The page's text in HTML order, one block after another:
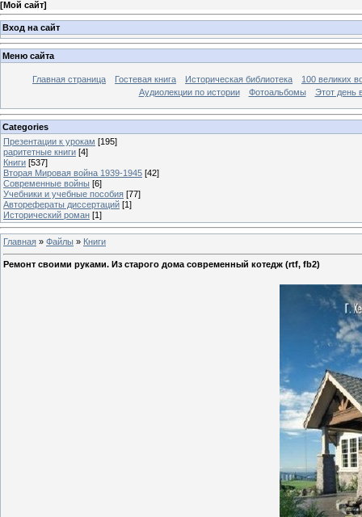
[Мой сайт]
Вход на сайт
Меню сайта
Главная страница Гостевая книга Историческая библиотека
100 великих
Аудиолекции по истории
Фотоальбомы Этот день
Categories
Презентации к урокам [195]
раритетные книги [4]
Книги [537]
Вторая Мировая война 1939-1945 [42]
Современные войны [6]
Учебники и учебные пособия [77]
Авторефераты диссертаций [1]
Исторический роман [1]
Главная » Файлы » Книги
Ремонт своими руками. Из старого дома современный котедж (rtf, fb2)